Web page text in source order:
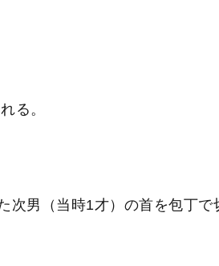
る。
次男（当時1才）の首を包丁で